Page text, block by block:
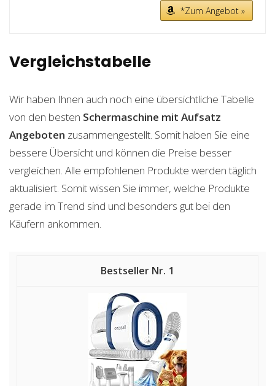
*Zum Angebot »
Vergleichstabelle
Wir haben Ihnen auch noch eine übersichtliche Tabelle
von den besten Schermaschine mit Aufsatz
Angeboten zusammengestellt. Somit haben Sie eine
bessere Übersicht und können die Preise besser
vergleichen. Alle empfohlenen Produkte werden täglich
aktualisiert. Somit wissen Sie immer, welche Produkte
gerade im Trend sind und besonders gut bei den
Käufern ankommen.
1